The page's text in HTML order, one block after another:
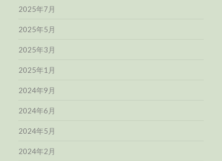
2025年7月
2025年5月
2025年3月
2025年1月
2024年9月
2024年6月
2024年5月
2024年2月